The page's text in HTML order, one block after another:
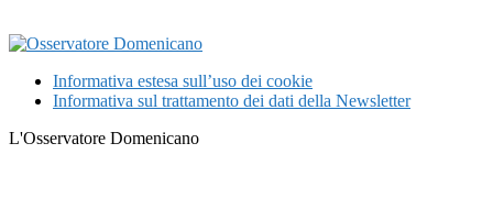
Informativa estesa sull’uso dei cookie
Informativa sul trattamento dei dati della Newsletter
L'Osservatore Domenicano